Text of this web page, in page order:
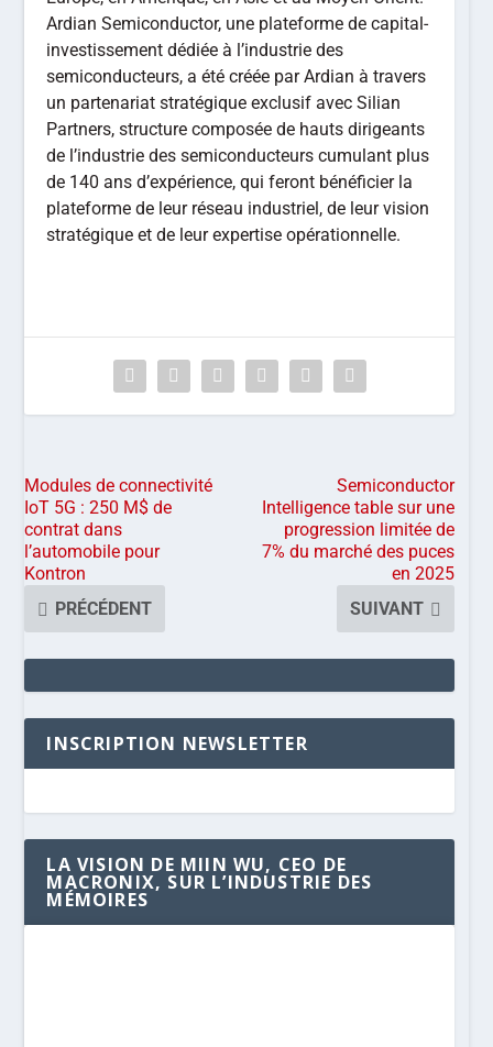
Ardian Semiconductor, une plateforme de capital-
investissement dédiée à l’industrie des
semiconducteurs, a été créée par Ardian à travers
un partenariat stratégique exclusif avec Silian
Partners, structure composée de hauts dirigeants
de l’industrie des semiconducteurs cumulant plus
de 140 ans d’expérience, qui feront bénéficier la
plateforme de leur réseau industriel, de leur vision
stratégique et de leur expertise opérationnelle.
Modules de connectivité
IoT 5G : 250 M$ de
contrat dans
l’automobile pour
Kontron
PRÉCÉDENT
Semiconductor
Intelligence table sur une
progression limitée de
7% du marché des puces
en 2025
SUIVANT
INSCRIPTION NEWSLETTER
LA VISION DE MIIN WU, CEO DE
MACRONIX, SUR L’INDUSTRIE DES
MÉMOIRES